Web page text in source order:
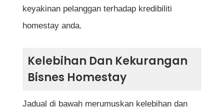
keyakinan pelanggan terhadap kredibiliti
homestay anda.
Kelebihan Dan Kekurangan
Bisnes Homestay
Jadual di bawah merumuskan kelebihan dan